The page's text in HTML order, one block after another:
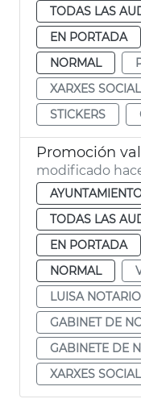
TODAS LAS
EN PORTADA
NORMAL
XARXES
STICKERS
modificado
TODAS LAS
EN PORTADA
NORMAL
LUISA NOTARIO
GABINET DE
GABINETE DE
XARXES